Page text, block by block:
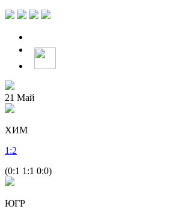
21 Май
ХИМ
1 :2
(0:1 1:1 0:0)
ЮГР